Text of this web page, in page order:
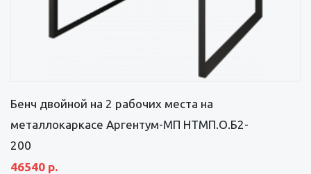
Бенч двойной на 2 рабочих места на
металлокаркасе Аргентум-МП НТМП.О.Б2-
200
46540 р.